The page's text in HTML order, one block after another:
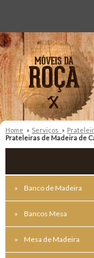
Home » Serviços »
Prateleiras de Madeira de
Banco de Madeira
Bancos Mesa
Mesa de Madeira